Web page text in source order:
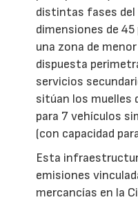
distintas fases del
dimensiones de
una zona de
dispuesta
servicios
sitúan los muelles
para 7 vehículos
(con capacidad
Esta
emisiones
mercancías en la